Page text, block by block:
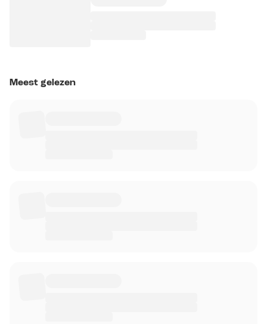
Meest gelezen